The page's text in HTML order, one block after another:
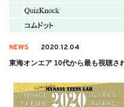
NEWS 2020.12.04
東海オンエア 10代から最も視聴さ